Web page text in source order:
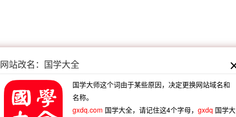
网站改名：国学大全
国学大师这个词由于某些原因，决定更换网站域名和
名称。
gxdq.com 国学大全，请记住这4个字母， gxdq 国学大